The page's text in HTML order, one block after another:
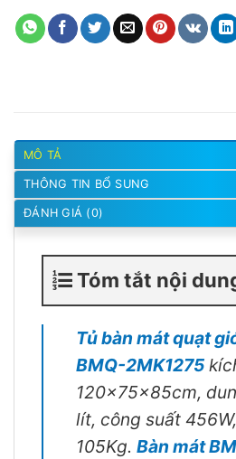
MÔ TẢ
THÔNG TIN BỔ SUNG
ĐÁNH GIÁ (0)
Tóm tắt nội
Tủ bàn mát quạt
BMQ-2MK1275
120x75x85cm,
lít, công suất
105Kg. Bàn mát